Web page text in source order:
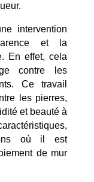
intervention
et la
En effet, cela
contre les
Ce travail
les pierres,
et beauté à
où il est
de mur